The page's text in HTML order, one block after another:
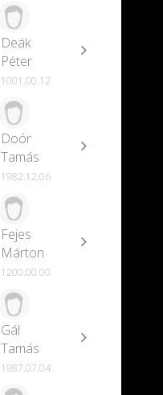
Deák
Péter
1001.00.12
Doór
Tamás
1982.12.06
Fejes
Márton
1200.00.00
Gál
Tamás
1987.07.04